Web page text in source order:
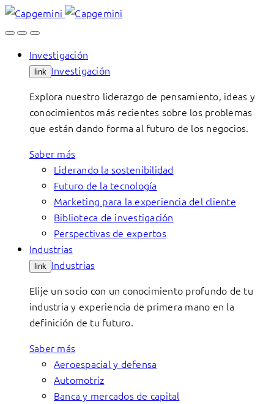
Skip
to
Investigación
link Investigación
Explora nuestro liderazgo de pensamiento, ideas y
conocimientos más recientes sobre los problemas
que están dando forma al futuro de los negocios.
Saber más
Liderando la sostenibilidad
Futuro de la tecnología
Marketing para la experiencia del cliente
Biblioteca de investigación
Perspectivas de expertos
Industrias
link Industrias
Elije un socio con un conocimiento profundo de tu
industria y experiencia de primera mano en la
definición de tu futuro.
Saber más
Aeroespacial y defensa
Automotriz
Banca y mercados de capital